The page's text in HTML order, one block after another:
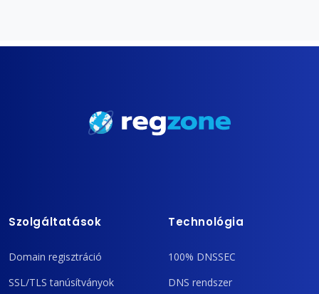
Szolgáltatások
Domain regisztráció
SSL/TLS tanúsítványok
Technológia
100% DNSSEC
DNS rendszer